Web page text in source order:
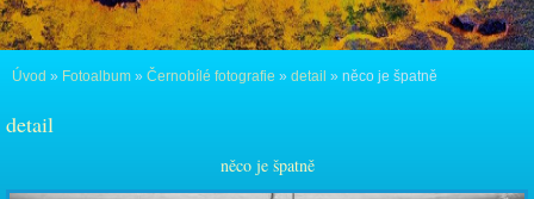
Úvod » Fotoalbum » Černobílé fotografie » detail » něco je špatně
detail
něco je špatně